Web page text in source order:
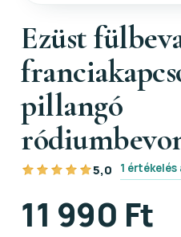
Ezüst
pillangó
5,0 1
11 990 Ft